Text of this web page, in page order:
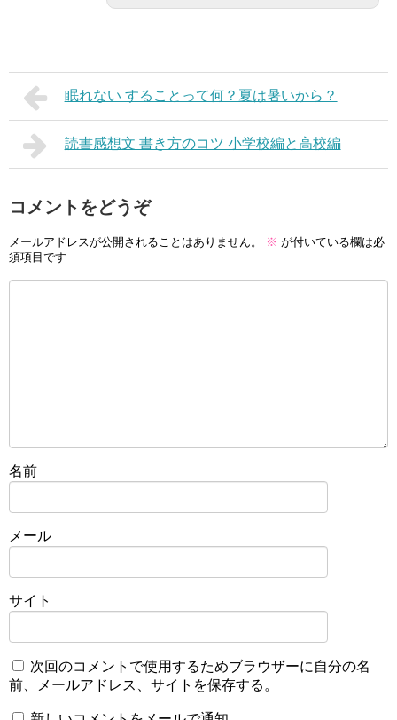
眠れない することって何？夏は暑いから？
読書感想文 書き方のコツ 小学校編と高校編
コメントをどうぞ
メールアドレスが公開されることはありません。 ※ が付いている欄は必
須項目です
名前
メール
サイト
次回のコメントで使用するためブラウザーに自分の名
前、メールアドレス、サイトを保存する。